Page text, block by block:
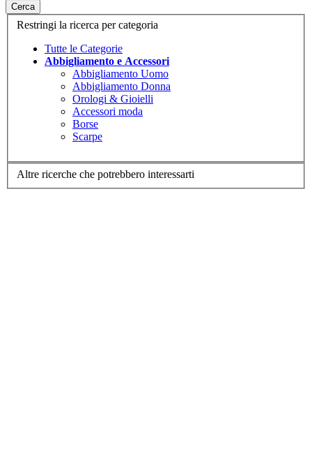
Cerca
Restringi la ricerca per categoria
Tutte le Categorie
Abbigliamento e Accessori
Abbigliamento Uomo
Abbigliamento Donna
Orologi & Gioielli
Accessori moda
Borse
Scarpe
Altre ricerche che potrebbero interessarti